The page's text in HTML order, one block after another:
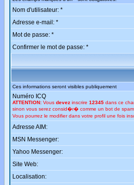
Nom d'utilisateur: *
Adresse e-mail: *
Mot de passe: *
Confirmer le mot de passe: *
Ces informations seront visibles publiquement
Numéro ICQ
ATTENTION: Vous devez inscrire 12345 dans ce
sinon vous serez consid�r� comme un bot de spam
Vous pourrez le modifier dans votre profil une fois
Adresse AIM:
MSN Messenger:
Yahoo Messenger:
Site Web:
Localisation: